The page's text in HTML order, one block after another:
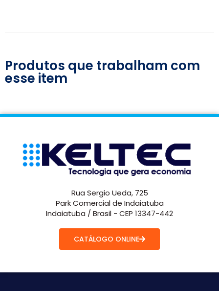
Produtos que trabalham com
esse item
Rua Sergio Ueda, 725
Park Comercial de Indaiatuba
Indaiatuba / Brasil - CEP 13347-442
CATÁLOGO ONLINE